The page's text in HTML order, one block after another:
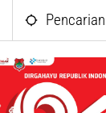
Pencarian